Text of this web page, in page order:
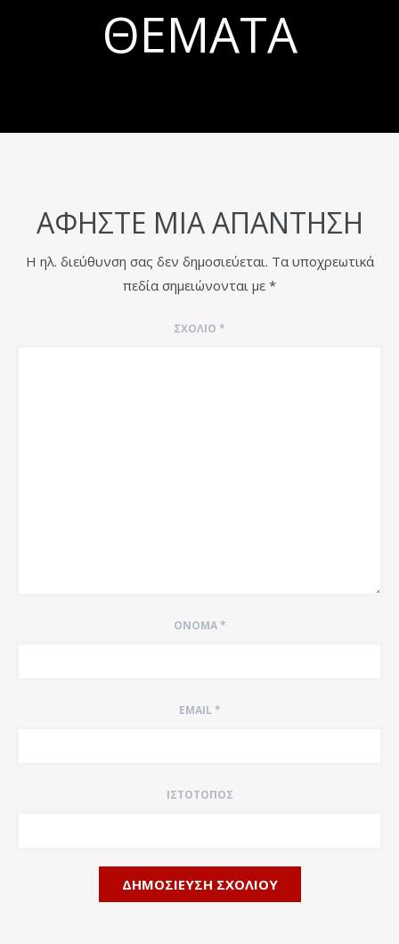
ΘΈΜΑΤΑ
ΑΦΉΣΤΕ ΜΙΑ ΑΠΆΝΤΗΣΗ
Η ηλ. διεύθυνση σας δεν δημοσιεύεται. Τα υποχρεωτικά
πεδία σημειώνονται με *
ΣΧΌΛΙΟ *
ΌΝΟΜΑ*
EMAIL*
ΙΣΤΌΤΟΠΟΣ